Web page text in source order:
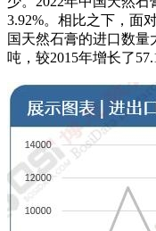
3.92%。相比之下，面
国天然石膏的进口数量
吨，较2015年增长了